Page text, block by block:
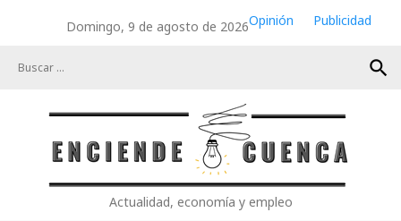
Domingo, 9 de agosto de 2026Opinión
Publicidad
search
Actualidad, economía y empleo